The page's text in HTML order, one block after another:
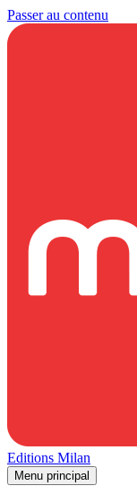
Passer au contenu
Editions Milan
Menu principal